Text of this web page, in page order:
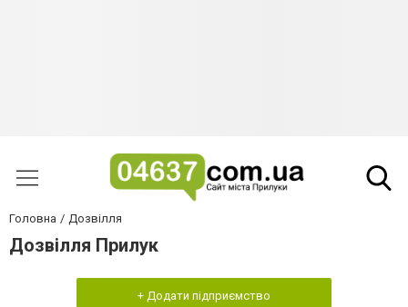
Головна Дозвілля
Дозвілля Прилук
+ Додати підприємство